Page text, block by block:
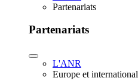
Partenariats
Partenariats
L'ANR
Europe et international